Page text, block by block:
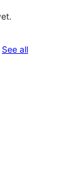
See allreviews